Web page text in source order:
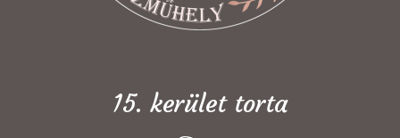
15. kerület torta